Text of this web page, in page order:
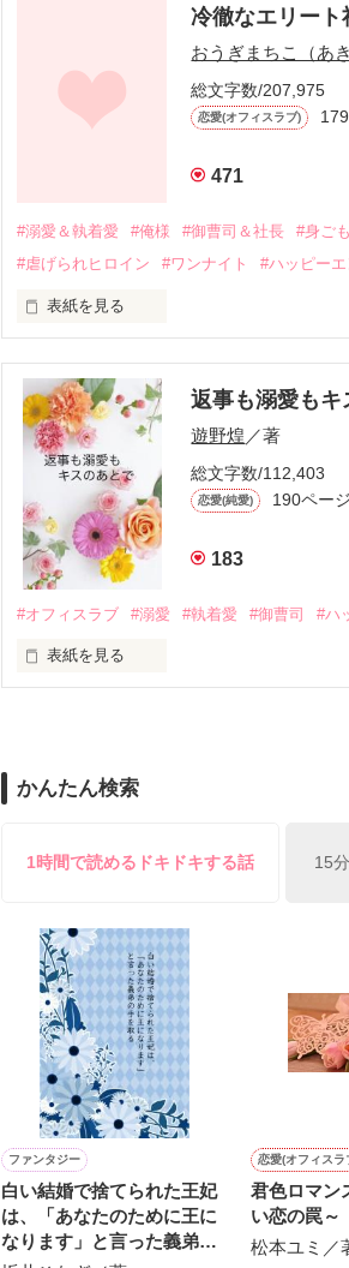
しかし、ある出来事をきっかけに二人の
関係修復もできないまま、美桜は両親の
引っ越すことになり、哲平とも離れ離れ
そして、ひょんなことから
酔った勢いで一夜を共にしてしまった。
さらに、美桜が初めてだと知った哲平は
甘やかしてくる。
そんなある日、哲平は美桜がストーカー
遭っていることを知る。
美桜を守るため、哲平は同居を提案して
夏木美桜(なつきみお)
✕
鳴海哲平 (なるみてっぺい)
止まっていたはずの二人の時間が、再び
冷徹なエリー
おうぎまちこ（あ
総文字数/207,975
恋愛(オフィスラブ)
471
#溺愛＆執着愛 #俺様 #御曹司＆社長 #身ご
#虐げられヒロイン
#ワンナイト #ハッピーエ
表紙を見る
帰国後、美桜は新しい職場でワンナイ
も関わらず、一族を離れて起業した新
人だったのだ――！
なぜか恭司から飼い猫の世話係を命じ
返事も溺愛も
遊野煌 ／著
総文字数/112,403
恋愛(純愛) 190ページ
183
#オフィスラブ #溺愛 #執着愛 #御曹司 #ハ
表紙を見る
雪瀬鷹哉（29）が『──俺と結婚してく
鷹哉『宜しくな、俺の雛子』🦅
シゴデキで冷徹な上司が見せる素顔は
※表紙も作中使用の画像も全てフリー素
※執筆期間2026.6.3〜7.20完結です。
※他サイトさんにて恋愛トレンド1位で
かんたん検索
1時間で読めるドキドキする話 15
ファンタジー
白い結婚で捨てられた王妃
は、「あなたのために王に
なります」と言った義弟の
恋愛(オフィスラ
君色ロマン
い恋の罠～
松本ユミ／